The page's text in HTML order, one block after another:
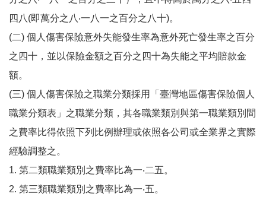
四八(即萬分之八‧一八一之百分之八十)。
(二) 個人傷害保險意外失能發生率為意外死亡發生率之百分
之四十，並以保險金額之百分之四十為失能之平均賠款金
額。
(三) 個人傷害保險之職業分類採用「臺灣地區傷害保險個人
職業分類表」之職業分類，其各職業類別與第一職業類別間
之費率比得依照下列比例辦理或依照各公司或全業界之實際
經驗調整之。
1. 第二類職業類別之費率比為一‧二五。
2. 第三類職業類別之費率比為一‧五。